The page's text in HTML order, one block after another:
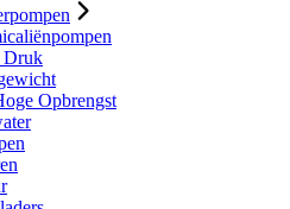
Druk
Opbrengst